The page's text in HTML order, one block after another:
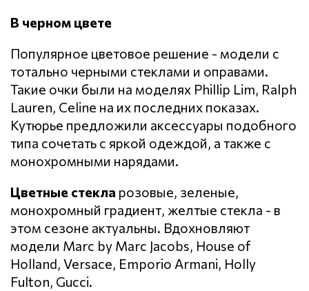
В черном цвете
Популярное цветовое решение - модели с
тотально черными стеклами и оправами.
Такие очки были на моделях Phillip Lim, Ralph
Lauren, Celine на их последних показах.
Кутюрье предложили аксессуары подобного
типа сочетать с яркой одеждой, а также с
монохромными нарядами.
Цветные стекла розовые, зеленые,
монохромный градиент, желтые стекла - в
этом сезоне актуальны. Вдохновляют
модели Marc by Marc Jacobs, House of
Holland, Versace, Emporio Armani, Holly
Fulton, Gucci.